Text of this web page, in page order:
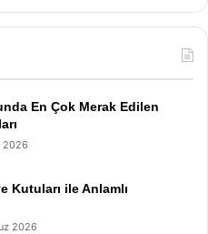
En Çok Merak Edilen
2026
Kutuları ile Anlamlı
2026